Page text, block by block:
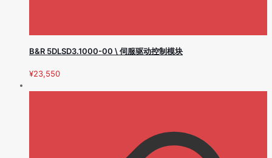
B&R 5DLSD3.1000-00 \ 伺服驱动控制模块
¥23,550